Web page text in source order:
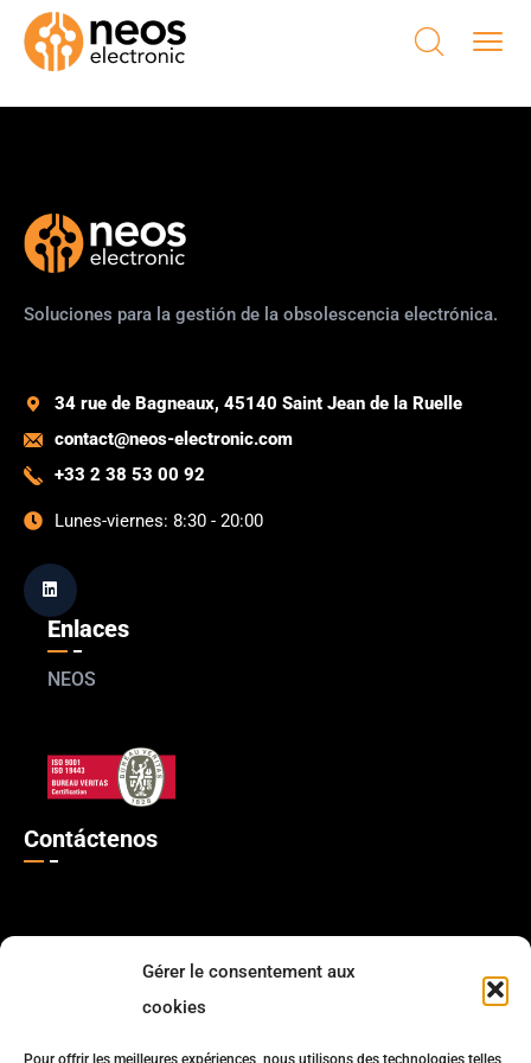
Gérer le consentement aux
cookies
Pour offrir les meilleures expériences, nous utilisons des technologies telles
Soluciones para la gestión de la obsolescencia electrónica.
34 rue de Bagneaux, 45140 Saint Jean de la Ruelle
contact@neos-electronic.com
+33 2 38 53 00 92
Lunes-viernes: 8:30 - 20:00
Enlaces
NEOS
Contáctenos